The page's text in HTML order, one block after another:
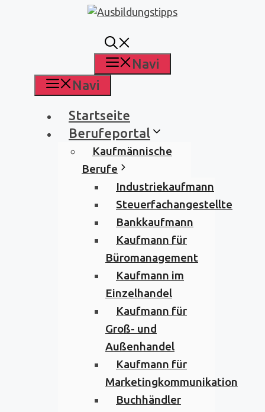
Navi
Navi
Startseite
Berufeportal
Kaufmännische
Berufe
Industriekaufmann
Steuerfachangestellte
Bankkaufmann
Kaufmann für
Büromanagement
Kaufmann im
Einzelhandel
Kaufmann für
Groß- und
Außenhandel
Kaufmann für
Marketingkommunikation
Buchhändler